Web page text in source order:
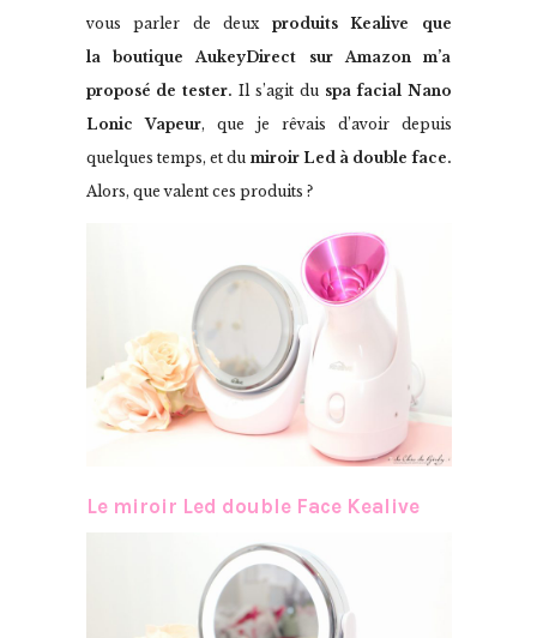
vous parler de deux produits Kealive que
la boutique AukeyDirect sur Amazon m’a
proposé de tester. Il s’agit du spa facial Nano
Lonic Vapeur, que je rêvais d’avoir depuis
quelques temps, et du miroir Led à double face.
Alors, que valent ces produits ?
Le miroir Led double Face Kealive